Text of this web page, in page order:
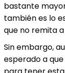
bastante
también es lo
que no remita
Sin embargo,
esperado a